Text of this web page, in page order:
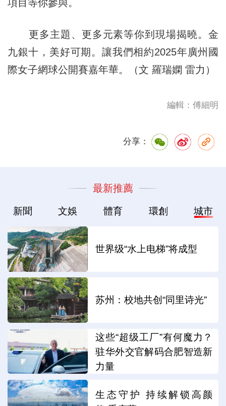
項目等你參與。
更多主題、更多元素等你到現場揭曉。金
九銀十，美好可期。讓我們相約2025年廣州國
際女子網球公開賽嘉年華。（文 羅瑞嫻 雷力）
編輯：傅細明
分享：
最新推薦
新聞 文娛 體育 環創 城市
世界级“水上电梯”将成型
苏州：校地共创“同里诗光”
这些“超级工厂”有何魔力？
驻华外交官解码合肥智造新
力量
生态守护 持续解锁高颜